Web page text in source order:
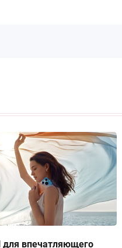
впечатляющего